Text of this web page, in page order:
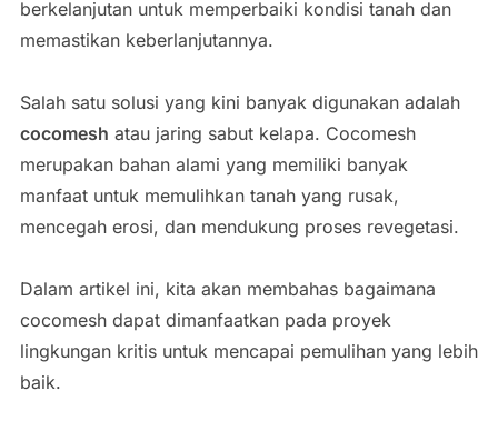
berkelanjutan untuk memperbaiki kondisi tanah dan
memastikan keberlanjutannya.
Salah satu solusi yang kini banyak digunakan adalah
cocomesh atau jaring sabut kelapa. Cocomesh
merupakan bahan alami yang memiliki banyak
manfaat untuk memulihkan tanah yang rusak,
mencegah erosi, dan mendukung proses revegetasi.
Dalam artikel ini, kita akan membahas bagaimana
cocomesh dapat dimanfaatkan pada proyek
lingkungan kritis untuk mencapai pemulihan yang lebih
baik.